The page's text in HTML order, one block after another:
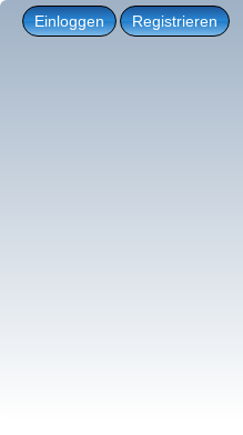
Einloggen Registrieren